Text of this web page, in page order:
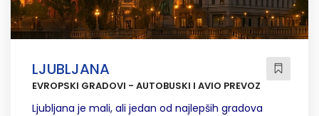
LJUBLJANA
EVROPSKI GRADOVI - AUTOBUSKI I AVIO PREVOZ
Ljubljana je mali, ali jedan od najlepših gradova